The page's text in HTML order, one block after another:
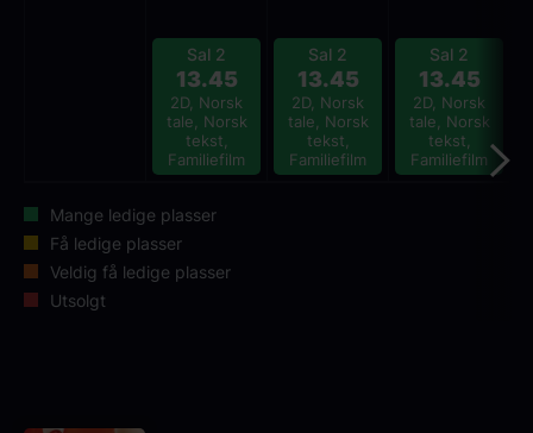
Sal 2
13.45
2D, Norsk
tale, Norsk
tekst,
Familiefilm
Sal 2
13.45
2D, Norsk
tale, Norsk
tekst,
Familiefilm
Sal 2
13.45
2D, Norsk
tale, Norsk
tekst,
Familiefilm
Mange ledige plasser
Få ledige plasser
Veldig få ledige plasser
Utsolgt